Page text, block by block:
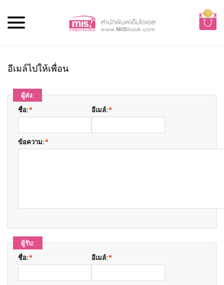
0
อีเมล์ไปให้เพื่อน
ผู้ส่ง:
*
ชื่อ: *
อีเมล์:
*
ข้อความ:
ผู้รับ:
*
ชื่อ: *
อีเมล์: